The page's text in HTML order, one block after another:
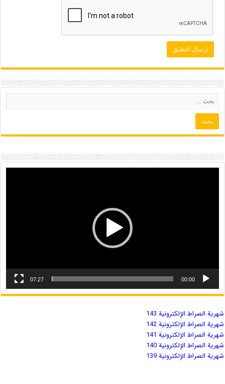
00:00
07:27
شهریة الصراط الإلكترونية 143
شهریة الصراط الإلكترونية 142
شهریة الصراط الإلكترونية 141
شهریة الصراط الإلكترونية 140
شهریة الصراط الإلكترونية 139